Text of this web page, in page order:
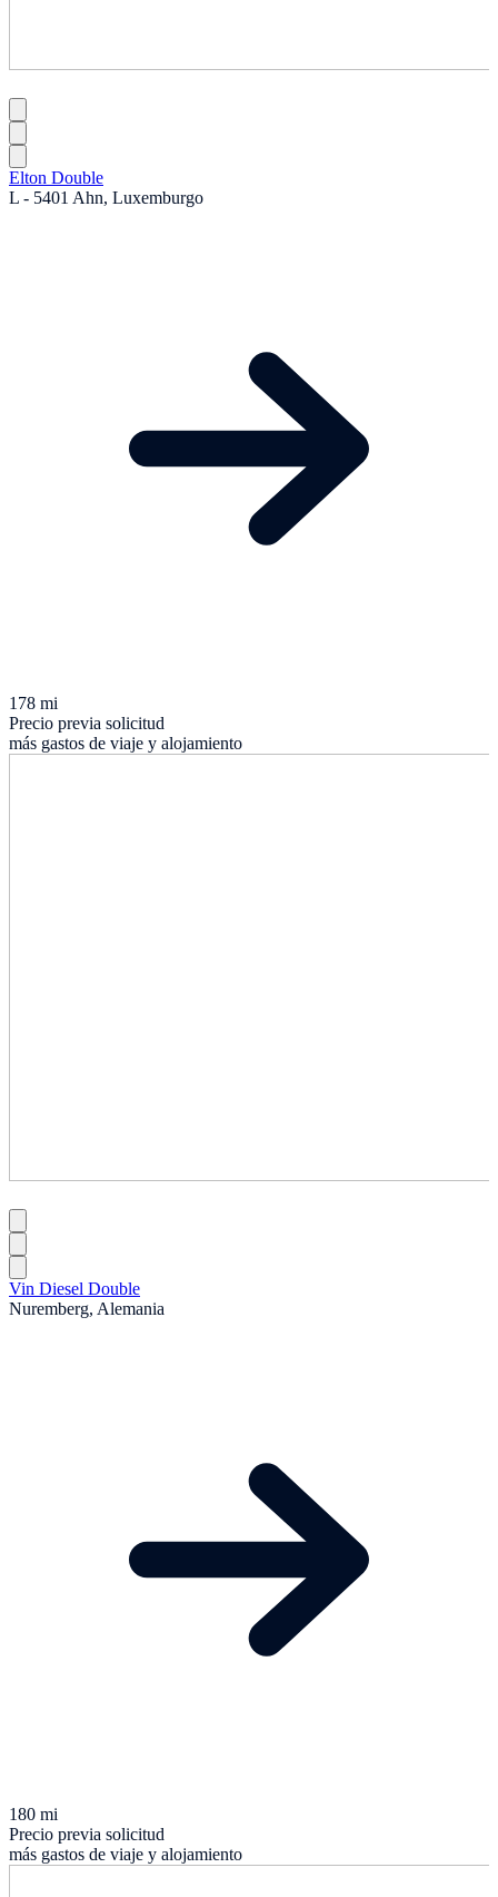
Elton Double
L - 5401 Ahn, Luxemburgo
178 mi
Precio previa solicitud
más gastos de viaje y alojamiento
Vin Diesel Double
Nuremberg, Alemania
180 mi
Precio previa solicitud
más gastos de viaje y alojamiento